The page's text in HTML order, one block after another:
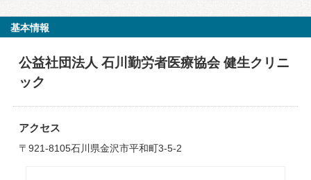
基本情報
公益社団法人 石川勤労者医療協会 健生クリニ
ック
アクセス
〒921-8105石川県金沢市平和町3-5-2